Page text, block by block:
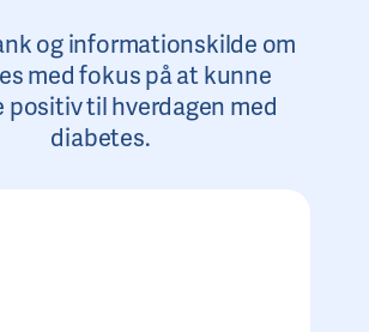
og informationskilde om
med fokus på at kunne
positiv til hverdagen med
diabetes.